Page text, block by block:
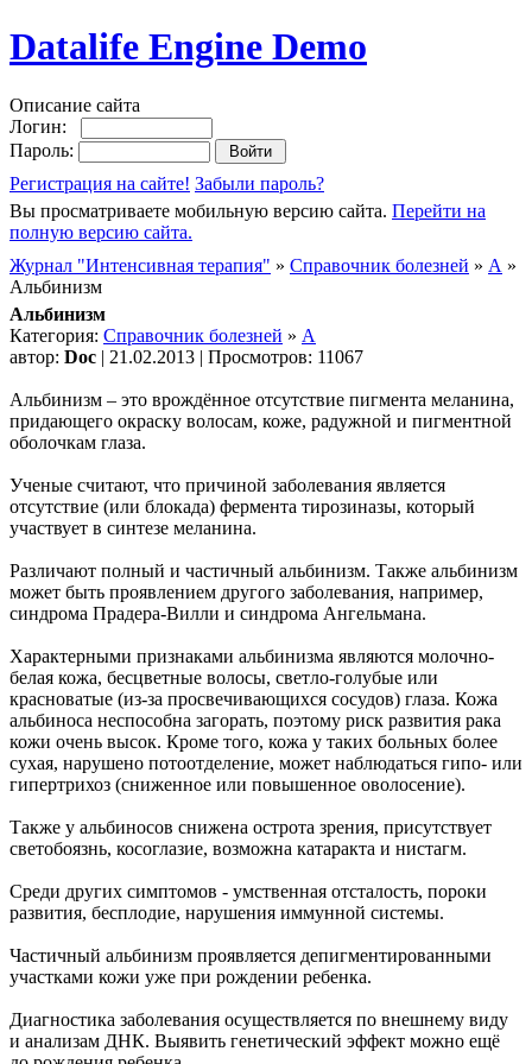
Datalife Engine Demo
Описание сайта
Логин:
Пароль:
Регистрация на сайте! Забыли пароль?
Вы просматриваете мобильную версию сайта. Перейти на
полную версию сайта.
Журнал "Интенсивная терапия" » Справочник болезней » А »
Альбинизм
Альбинизм
Категория: Справочник болезней » А
автор: Doc | 21.02.2013 | Просмотров: 11067
Альбинизм – это врождённое отсутствие пигмента меланина,
придающего окраску волосам, коже, радужной и пигментной
оболочкам глаза.
Ученые считают, что причиной заболевания является
отсутствие (или блокада) фермента тирозиназы, который
участвует в синтезе меланина.
Различают полный и частичный альбинизм. Также альбинизм
может быть проявлением другого заболевания, например,
синдрома Прадера-Вилли и синдрома Ангельмана.
Характерными признаками альбинизма являются молочно-
белая кожа, бесцветные волосы, светло-голубые или
красноватые (из-за просвечивающихся сосудов) глаза. Кожа
альбиноса неспособна загорать, поэтому риск развития рака
кожи очень высок. Кроме того, кожа у таких больных более
сухая, нарушено потоотделение, может наблюдаться гипо- или
гипертрихоз (сниженное или повышенное оволосение).
Также у альбиносов снижена острота зрения, присутствует
светобоязнь, косоглазие, возможна катаракта и нистагм.
Среди других симптомов - умственная отсталость, пороки
развития, бесплодие, нарушения иммунной системы.
Частичный альбинизм проявляется депигментированными
участками кожи уже при рождении ребенка.
Диагностика заболевания осуществляется по внешнему виду
и анализам ДНК. Выявить генетический эффект можно ещё